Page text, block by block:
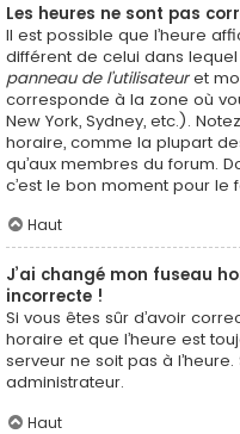
Les heures ne sont pas
Il est possible que l’heure
différent de celui dans
panneau de l’utilisateuret
corresponde à la zone où
New York, Sydney, etc.).
horaire, comme la plupart
qu’aux membres du forum.
c’est le bon moment pour le
Haut
J’ai changé mon fuseau
incorrecte !
Si vous êtes sûr d’avoir
horaire et que l’heure est
serveur ne soit pas à
administrateur.
Haut